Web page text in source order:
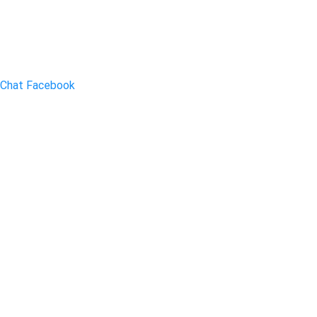
Chat Facebook